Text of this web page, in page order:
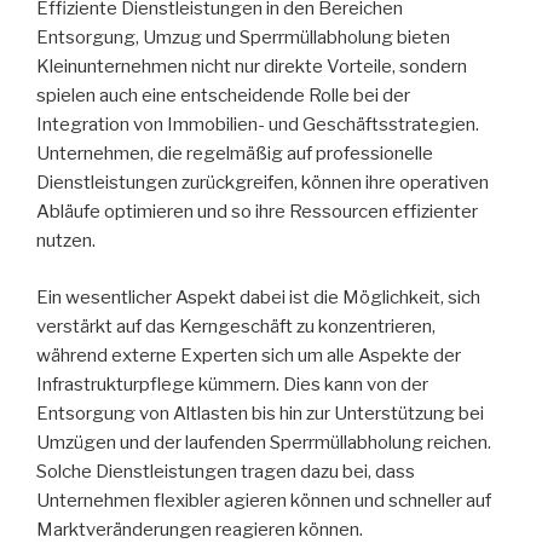
Effiziente Dienstleistungen in den Bereichen
Entsorgung, Umzug und Sperrmüllabholung bieten
Kleinunternehmen nicht nur direkte Vorteile, sondern
spielen auch eine entscheidende Rolle bei der
Integration von Immobilien- und Geschäftsstrategien.
Unternehmen, die regelmäßig auf professionelle
Dienstleistungen zurückgreifen, können ihre operativen
Abläufe optimieren und so ihre Ressourcen effizienter
nutzen.
Ein wesentlicher Aspekt dabei ist die Möglichkeit, sich
verstärkt auf das Kerngeschäft zu konzentrieren,
während externe Experten sich um alle Aspekte der
Infrastrukturpflege kümmern. Dies kann von der
Entsorgung von Altlasten bis hin zur Unterstützung bei
Umzügen und der laufenden Sperrmüllabholung reichen.
Solche Dienstleistungen tragen dazu bei, dass
Unternehmen flexibler agieren können und schneller auf
Marktveränderungen reagieren können.